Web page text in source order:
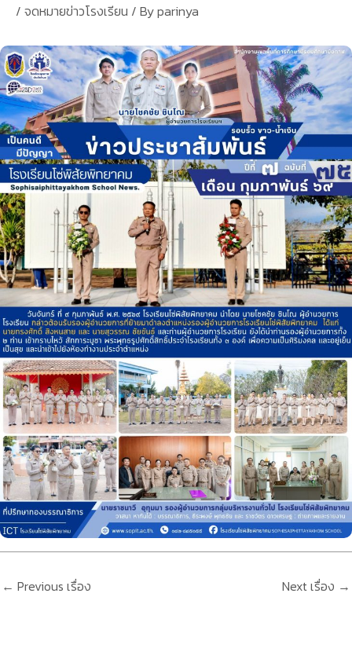
/ จดหมายข่าวโรงเรียน / Byparinya
← Previous เรื่อง Next เรื่อง →